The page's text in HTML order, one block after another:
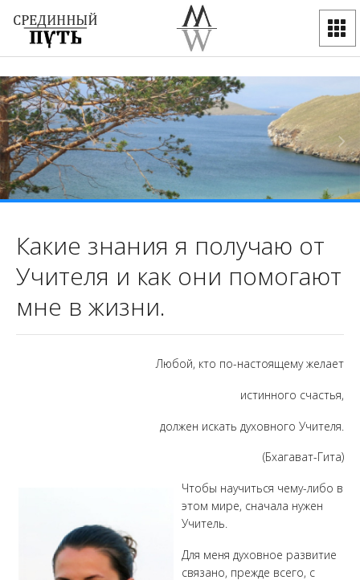
Какие знания я получаю от
Учителя и как они помогают
мне в жизни.
Любой, кто по-настоящему желает
истинного счастья,
должен искать духовного Учителя.
(Бхагават-Гита)
Чтобы научиться чему-либо в
этом мире, сначала нужен
Учитель.
Для меня духовное развитие
связано, прежде всего, с